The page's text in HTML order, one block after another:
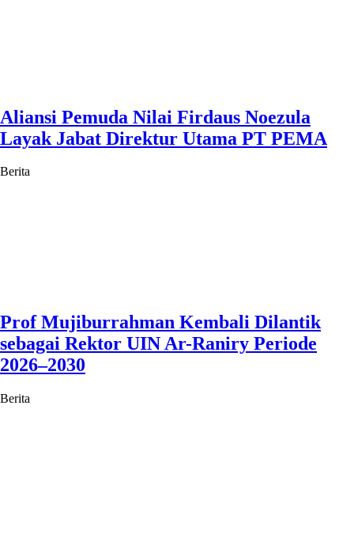
Aliansi Pemuda Nilai Firdaus Noezula
Layak Jabat Direktur Utama PT PEMA
Berita
Prof Mujiburrahman Kembali Dilantik
sebagai Rektor UIN Ar-Raniry Periode
2026–2030
Berita